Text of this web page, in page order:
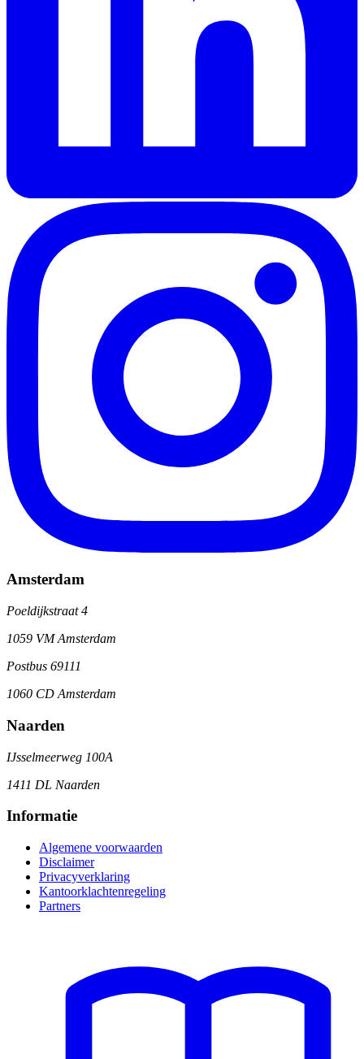
Amsterdam
Poeldijkstraat 4
1059 VM Amsterdam
Postbus 69111
1060 CD Amsterdam
Naarden
IJsselmeerweg 100A
1411 DL Naarden
Informatie
Algemene voorwaarden
Disclaimer
Privacyverklaring
Kantoorklachtenregeling
Partners